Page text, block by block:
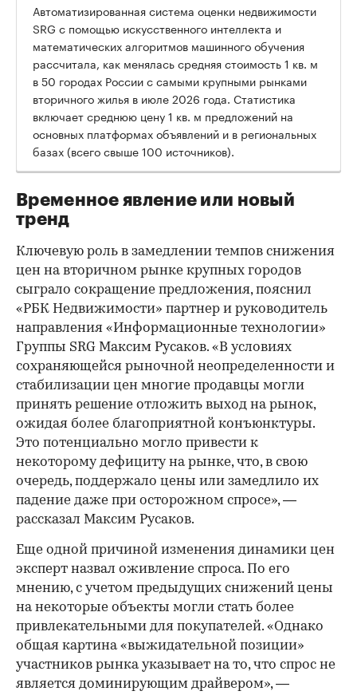
00:00 / 00:00
Автоматизированная система оценки недвижимости
SRG с помощью искусственного интеллекта и
математических алгоритмов машинного обучения
рассчитала, как менялась средняя стоимость 1 кв. м
в 50 городах России с самыми крупными рынками
вторичного жилья в июле 2026 года. Статистика
включает среднюю цену 1 кв. м предложений на
основных платформах объявлений и в региональных
базах (всего свыше 100 источников).
Временное явление или новый
тренд
Ключевую роль в замедлении темпов снижения
цен на вторичном рынке крупных городов
сыграло сокращение предложения, пояснил
«РБК Недвижимости» партнер и руководитель
направления «Информационные технологии»
Группы SRG Максим Русаков. «В условиях
сохраняющейся рыночной неопределенности и
стабилизации цен многие продавцы могли
принять решение отложить выход на рынок,
ожидая более благоприятной конъюнктуры.
Это потенциально могло привести к
некоторому дефициту на рынке, что, в свою
очередь, поддержало цены или замедлило их
падение даже при осторожном спросе», —
рассказал Максим Русаков.
Еще одной причиной изменения динамики цен
эксперт назвал оживление спроса. По его
мнению, с учетом предыдущих снижений цены
на некоторые объекты могли стать более
привлекательными для покупателей. «Однако
общая картина «выжидательной позиции»
участников рынка указывает на то, что спрос не
является доминирующим драйвером», —